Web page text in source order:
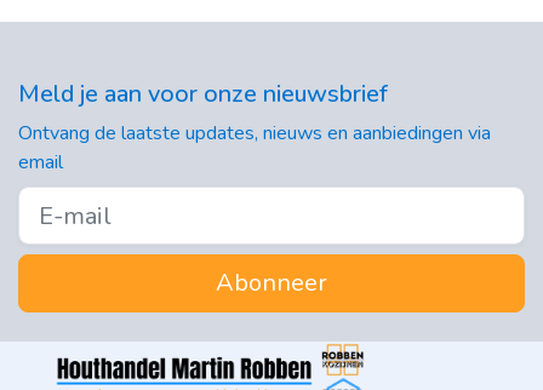
Meld je aan voor onze nieuwsbrief
Ontvang de laatste updates, nieuws en aanbiedingen via
email
Abonneer